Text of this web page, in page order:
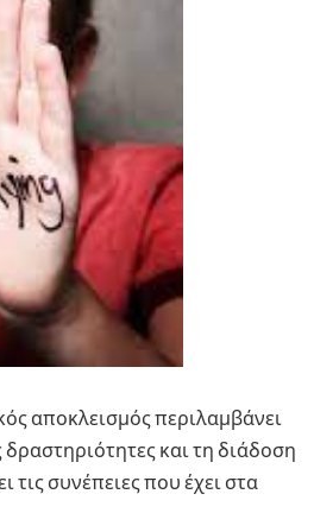
αποκλεισμός περιλαμβάνει
και τη διάδοση
τις συνέπειες που έχει στα